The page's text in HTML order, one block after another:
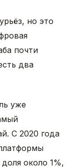
но это
почти
два
уже
С 2020 года
около 1%,